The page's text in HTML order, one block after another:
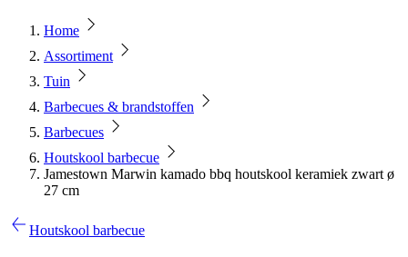
Home
Assortiment
Tuin
Barbecues & brandstoffen
Barbecues
Houtskool barbecue
Jamestown Marwin kamado bbq houtskool keramiek zwart ø
27 cm
Houtskool barbecue